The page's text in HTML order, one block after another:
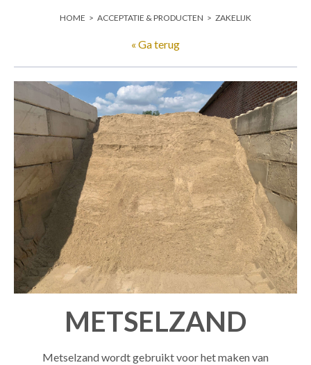
HOME > ACCEPTATIE & PRODUCTEN > ZAKELIJK
« Ga terug
METSELZAND
Metselzand wordt gebruikt voor het maken van